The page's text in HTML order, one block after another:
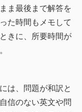
ま最後まで解答を
た時間もメモして
きに、所要時間が
は、問題が和訳と
信のない英文や問